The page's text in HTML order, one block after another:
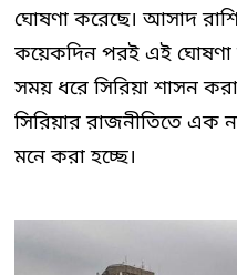
ঘোষণা করেছে। আসাদ
কয়েকদিন পরই এই
সময় ধরে সিরিয়া শাসন
সিরিয়ার রাজনীতিতে এক
মনে করা হচ্ছে।